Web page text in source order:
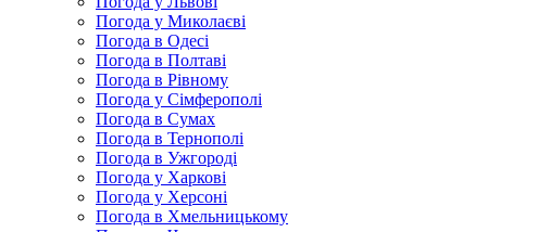
Погода у Миколаєві
Погода в Одесі
Погода в Полтаві
Погода в Рівному
Погода у Сімферополі
Погода в Сумах
Погода в Тернополі
Погода в Ужгороді
Погода у Харкові
Погода у Херсоні
Погода в Хмельницькому